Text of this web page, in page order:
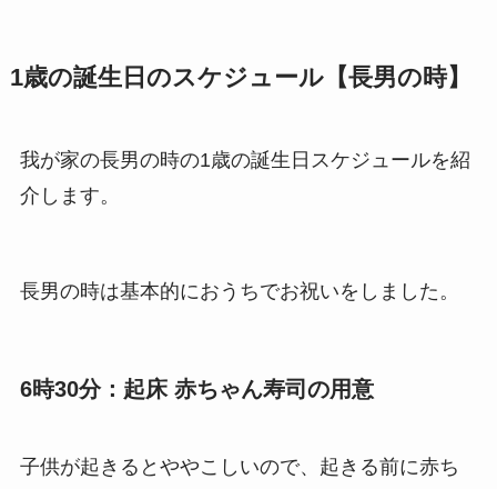
1歳の誕生日のスケジュール【長男の時】
我が家の長男の時の1歳の誕生日スケジュールを紹
介します。
長男の時は基本的におうちでお祝いをしました。
6時30分：起床 赤ちゃん寿司の用意
子供が起きるとややこしいので、起きる前に赤ち